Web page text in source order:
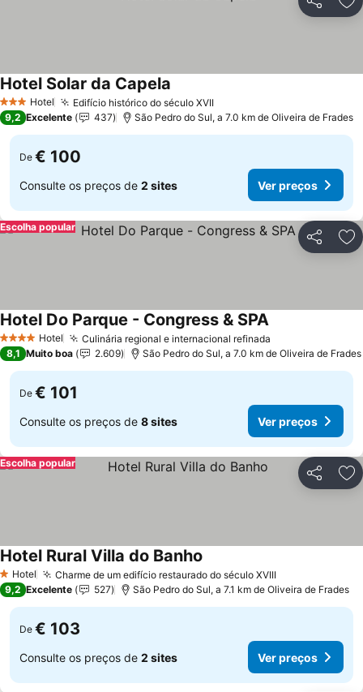
Partilhar
3 EstrelasHotel Edifício histórico do século XVIIVer preços
Hotel Solar da Capela
9,2 Excelente 437 São Pedro do Sul, a 7.0 km de Oliveira de Frades
De € 100
Consulte os preços de 2 sites Ver preços
Partilhar
Escolha popular
4 EstrelasHotel Culinária regional e internacional refinada
Hotel Do Parque - Congress & SPAVer preços
8,1 Muito boa 2.609 São Pedro do Sul, a 7.0 km de Oliveira de Frades
De € 101
Consulte os preços de 8 sites Ver preços
Partilhar
Escolha popular
1 Estrelas
Hotel Charme de um edifício restaurado do século XVIIIVer preços
Hotel Rural Villa do Banho
9,2 Excelente 527 São Pedro do Sul, a 7.1 km de Oliveira de Frades
De € 103
Consulte os preços de 2 sites Ver preços